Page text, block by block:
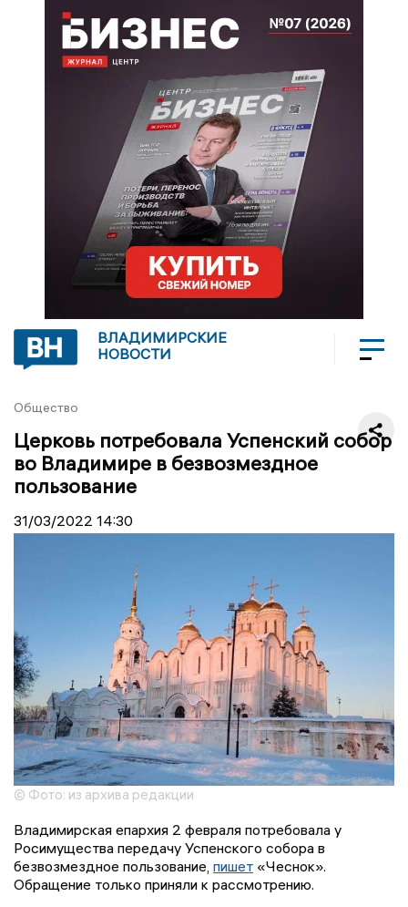
ВЛАДИМИРСКИЕ
НОВОСТИ
Общество
Церковь потребовала Успенский собор
во Владимире в безвозмездное
пользование
31/03/2022 14:30
© Фото: из архива редакции
Владимирская епархия 2 февраля потребовала у
Росимущества передачу Успенского собора в
безвозмездное пользование, пишет «Чеснок».
Обращение только приняли к рассмотрению.